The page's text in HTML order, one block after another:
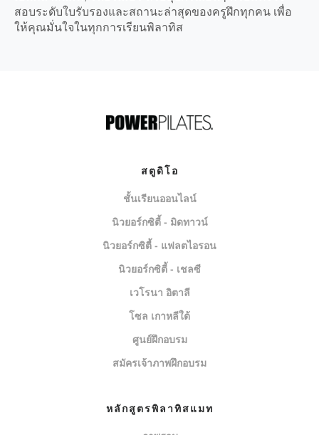
สอบระดับใบรับรองและสถานะล่าสุดของครูฝึกทุกคน เพื่อ
ให้คุณมั่นใจในทุกการเรียนพิลาทิส
สตูดิโอ
ชั้นเรียนออนไลน์
นิวยอร์กซิตี้ - มิดทาวน์
นิวยอร์กซิตี้ - แฟลตไอรอน
นิวยอร์กซิตี้ - เชลซี
เวโรนา อิตาลี
โซล เกาหลีใต้
ศูนย์ฝึกอบรม
สมัครเจ้าภาพฝึกอบรม
หลักสูตรพิลาทิสแมท